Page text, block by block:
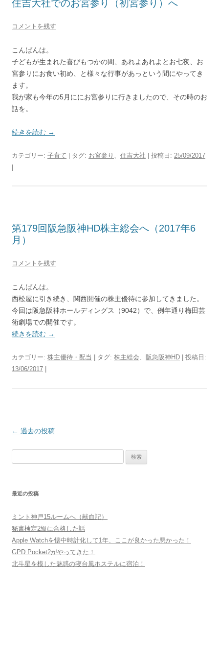
住吉大社でのお宮参り（初宮参り）へ
コメントを残す
こんばんは。
子どもが生まれた喜びもつかの間、あれよあれよとお七夜、お
宮参りにお食い初め、と様々な行事があっという間にやってき
ます。
我が家も今年の5月ににお宮参りに行きましたので、その時のお
話を。
続きを読む →
カテゴリー: 子育て | タグ: お宮参り 、 住吉大社 | 投稿日: 25/09/2017
第179回阪急阪神HD株主総会へ（2017年6
月）
コメントを残す
こんばんは。
西松屋に引き続き、関西開催の株主優待に参加してきました。
今回は阪急阪神ホールディングス（9042）で、例年通り梅田芸
術劇場での開催です。
続きを読む →
カテゴリー: 株主優待・配当 | タグ: 株主総会、 阪急阪神HD | 投稿日:
13/06/2017
投
シ
ョ
ン
← 過去の投稿
最近の投稿
ミント神戸15ルームへ（献血記）
秘書検定2級に合格した話
Apple Watchを懐中時計化して1年、ここが良かった悪かった！
GPD Pocket2がやってきた！
北斗星を模した魅惑の寝台風ホステルに宿泊！